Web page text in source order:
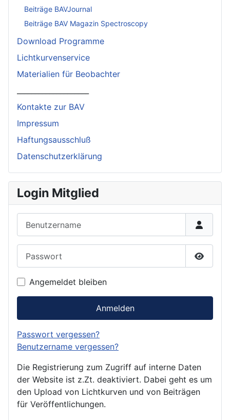
Beiträge BAVJournal
Beiträge BAV Magazin Spectroscopy
Download Programme
Lichtkurvenservice
Materialien für Beobachter
Kontakte zur BAV
Impressum
Haftungsausschluß
Datenschutzerklärung
Login Mitglied
Angemeldet bleiben
Anmelden
Passwort vergessen?
Benutzername vergessen?
Die Registrierung zum Zugriff auf interne Daten
der Website ist z.Zt. deaktiviert. Dabei geht es um
den Upload von Lichtkurven und von Beiträgen
für Veröffentlichungen.